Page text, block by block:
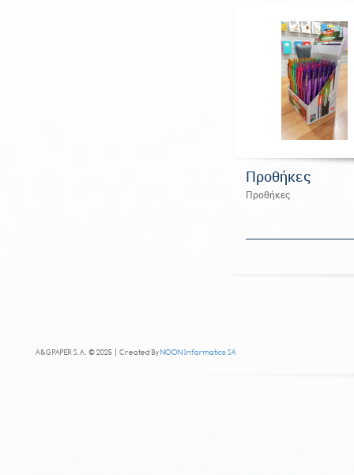
Προθήκες
Προθήκες
A&G PAPER S.A. © 2025 | Created ByNOON Informatics SA